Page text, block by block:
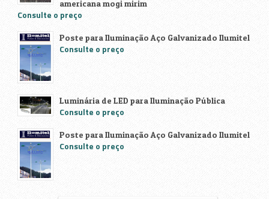
americana mogi mirim
Consulte o preço
Poste para Iluminação Aço Galvanizado Ilumitel
Consulte o preço
Luminária de LED para Iluminação Pública
Consulte o preço
Poste para Iluminação Aço Galvanizado Ilumitel
Consulte o preço